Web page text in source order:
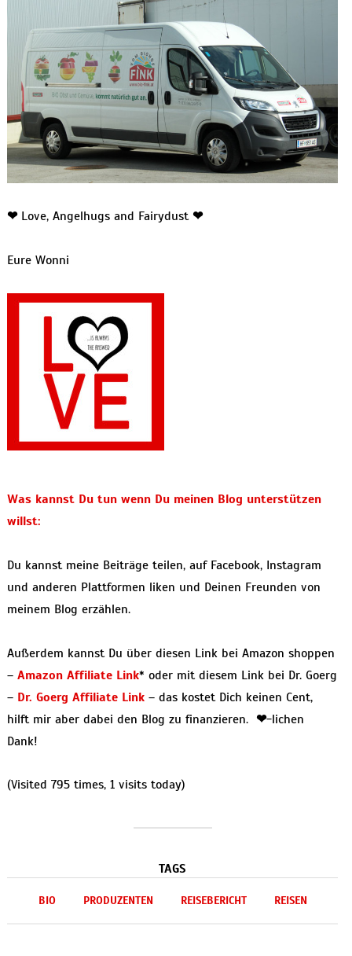
❤ Love, Angelhugs and Fairydust ❤
Eure Wonni
Was kannst Du tun wenn Du meinen Blog unterstützen
willst:
Du kannst meine Beiträge teilen, auf Facebook, Instagram
und anderen Plattformen liken und Deinen Freunden von
meinem Blog erzählen.
Außerdem kannst Du über diesen Link bei Amazon shoppen
– Amazon Affiliate Link* oder mit diesem Link bei Dr. Goerg
– Dr. Goerg Affiliate Link– das kostet Dich keinen Cent,
hilft mir aber dabei den Blog zu finanzieren. ❤-lichen
Dank!
(Visited 795 times, 1 visits today)
TAGS
BIO PRODUZENTEN REISEBERICHT REISEN